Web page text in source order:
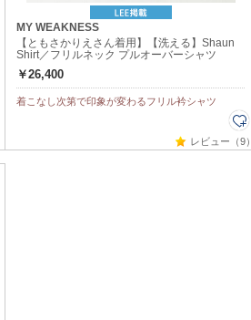
MY WEAKNESS
【ともさかりえさん着用】【洗える】Shaun
Shirt／フリルネック プルオーバーシャツ
￥26,400
着こなし次第で印象が変わるフリル衿シャツ
レビュー（9）